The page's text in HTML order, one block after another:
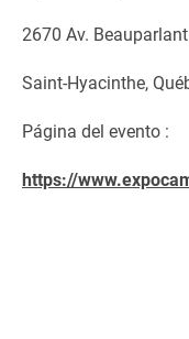
2670 Av. Beauparlant
Saint-Hyacinthe,
Página del evento :
https://